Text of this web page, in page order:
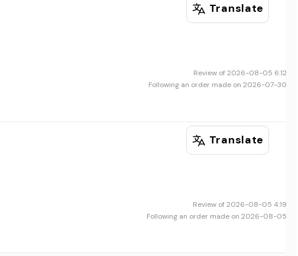
Translate
Review of 2026-08-05 6:12
Following an order made on 2026-07-30
Translate
Review of 2026-08-05 4:19
Following an order made on 2026-08-05